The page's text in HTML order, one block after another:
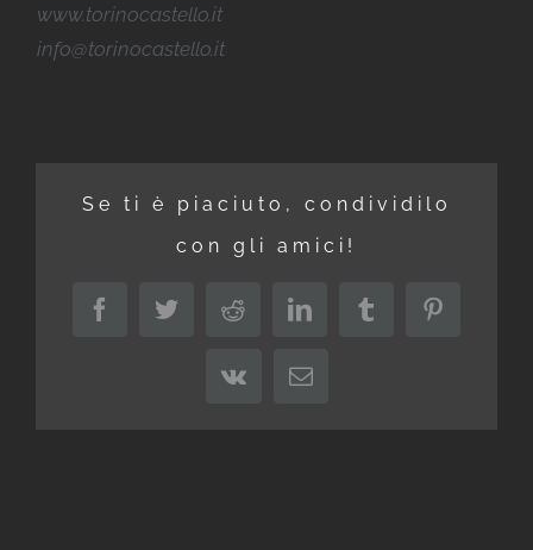
www.torinocastello.it
info@torinocastello.it
Se ti è piaciuto, condividilo
con gli amici!
FacebookTwitterRedditLinkedInTumblrPinterest
Vk Email